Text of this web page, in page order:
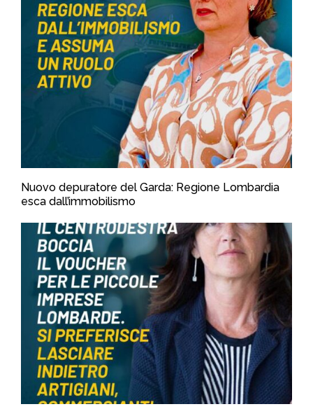
Nuovo depuratore del Garda: Regione Lombardia
esca dall’immobilismo